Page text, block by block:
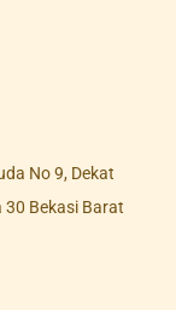
No 9, Dekat
Bekasi Barat